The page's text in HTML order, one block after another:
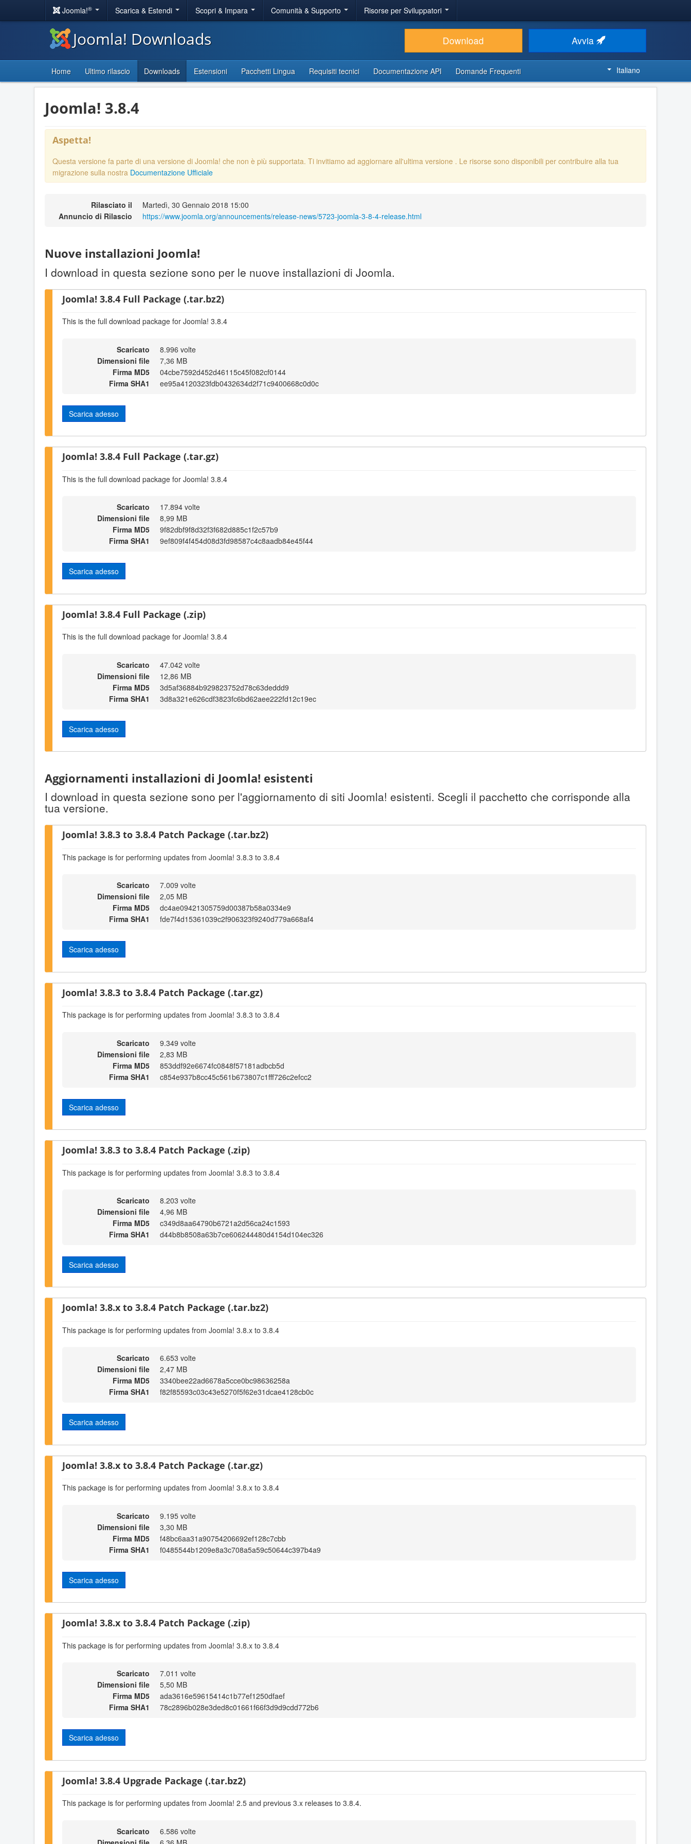
Joomla!® Scarica & Estendi Scopri & Impara Comunità & Supporto Risorse per Sviluppatori
Joomla! Downloads Download Avvia
Home Ultimo rilascio Downloads Estensioni Pacchetti Lingua Requisiti tecnici Documentazione API Domande Frequenti Italiano
Joomla! 3.8.4
Aspetta!
Questa versione fa parte di una versione di Joomla! che non è più supportata. Ti invitiamo ad aggiornare all'ultima versione . Le risorse sono disponibili per contribuire alla tua
migrazione sulla nostra Documentazione Ufficiale
Rilasciato il
Martedì, 30 Gennaio 2018 15:00
Annuncio di Rilascio
https://www.joomla.org/announcements/release-news/5723-joomla-3-8-4-release.html
Nuove installazioni Joomla!
I download in questa sezione sono per le nuove installazioni di Joomla.
Joomla! 3.8.4 Full Package (.tar.bz2)
This is the full download package for Joomla! 3.8.4
Scaricato
8.996 volte
Dimensioni file
7,36 MB
Firma MD5
04cbe7592d452d46115c45f082cf0144
Firma SHA1
ee95a4120323fdb0432634d2f71c9400668c0d0c
Scarica adesso
Joomla! 3.8.4 Full Package (.tar.gz)
This is the full download package for Joomla! 3.8.4
Scaricato
17.894 volte
Dimensioni file
8,99 MB
Firma MD5
9f82dbf9f8d32f3f682d885c1f2c57b9
Firma SHA1
9ef809f4f454d08d3fd98587c4c8aadb84e45f44
Scarica adesso
Joomla! 3.8.4 Full Package (.zip)
This is the full download package for Joomla! 3.8.4
Scaricato
47.042 volte
Dimensioni file
12,86 MB
Firma MD5
3d5af36884b929823752d78c63deddd9
Firma SHA1
3d8a321e626cdf3823fc6bd62aee222fd12c19ec
Scarica adesso
Aggiornamenti installazioni di Joomla! esistenti
I download in questa sezione sono per l'aggiornamento di siti Joomla! esistenti. Scegli il pacchetto che corrisponde alla
tua versione.
Joomla! 3.8.3 to 3.8.4 Patch Package (.tar.bz2)
This package is for performing updates from Joomla! 3.8.3 to 3.8.4
Scaricato
7.009 volte
Dimensioni file
2,05 MB
Firma MD5
dc4ae09421305759d00387b58a0334e9
Firma SHA1
fde7f4d15361039c2f906323f9240d779a668af4
Scarica adesso
Joomla! 3.8.3 to 3.8.4 Patch Package (.tar.gz)
This package is for performing updates from Joomla! 3.8.3 to 3.8.4
Scaricato
9.349 volte
Dimensioni file
2,83 MB
Firma MD5
853ddf92e6674fc0848f57181adbcb5d
Firma SHA1
c854e937b8cc45c561b673807c1fff726c2efcc2
Scarica adesso
Joomla! 3.8.3 to 3.8.4 Patch Package (.zip)
This package is for performing updates from Joomla! 3.8.3 to 3.8.4
Scaricato
8.203 volte
Dimensioni file
4,96 MB
Firma MD5
c349d8aa64790b6721a2d56ca24c1593
Firma SHA1
d44b8b8508a63b7ce606244480d4154d104ec326
Scarica adesso
Joomla! 3.8.x to 3.8.4 Patch Package (.tar.bz2)
This package is for performing updates from Joomla! 3.8.x to 3.8.4
Scaricato
6.653 volte
Dimensioni file
2,47 MB
Firma MD5
3340bee22ad6678a5cce0bc98636258a
Firma SHA1
f82f85593c03c43e5270f5f62e31dcae4128cb0c
Scarica adesso
Joomla! 3.8.x to 3.8.4 Patch Package (.tar.gz)
This package is for performing updates from Joomla! 3.8.x to 3.8.4
Scaricato
9.195 volte
Dimensioni file
3,30 MB
Firma MD5
f48bc6aa31a90754206692ef128c7cbb
Firma SHA1
f0485544b1209e8a3c708a5a59c50644c397b4a9
Scarica adesso
Joomla! 3.8.x to 3.8.4 Patch Package (.zip)
This package is for performing updates from Joomla! 3.8.x to 3.8.4
Scaricato
7.011 volte
Dimensioni file
5,50 MB
Firma MD5
ada3616e59615414c1b77ef1250dfaef
Firma SHA1
78c2896b028e3ded8c01661f66f3d9d9cdd772b6
Scarica adesso
Joomla! 3.8.4 Upgrade Package (.tar.bz2)
This package is for performing updates from Joomla! 2.5 and previous 3.x releases to 3.8.4.
Scaricato
6.586 volte